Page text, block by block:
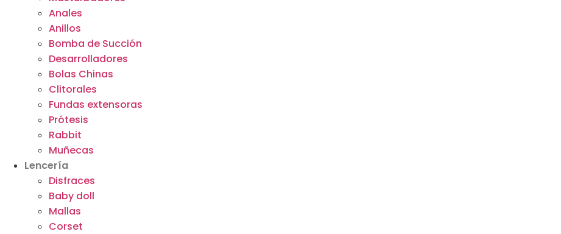
Anales
Anillos
Bomba de Succión
Desarrolladores
Bolas Chinas
Clitorales
Fundas extensoras
Prótesis
Rabbit
Muñecas
Lencería
Disfraces
Baby doll
Mallas
Corset